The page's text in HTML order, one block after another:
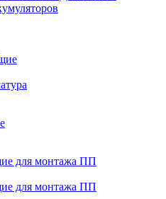
для монтажа ПП
для монтажа ПП